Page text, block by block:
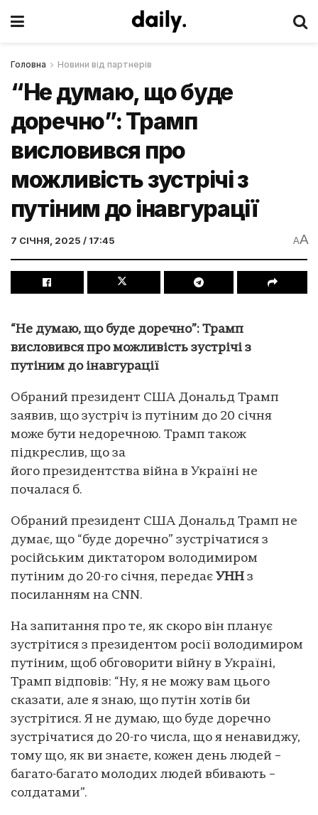
Головна Новини від партнерів
“Не думаю, що буде
доречно”: Трамп
висловився про
можливість зустрічі з
путіним до інавгурації
7 СІЧНЯ, 2025 / 17:45 AA
“Не думаю, що буде доречно”: Трамп
висловився про можливість зустрічі з
путіним до інавгурації
Обраний президент США Дональд Трамп
заявив, що зустріч із путіним до 20 січня
може бути недоречною. Трамп також
підкреслив, що за
його президентства війна в Україні не
почалася б.
Обраний президент США Дональд Трамп не
думає, що “буде доречно” зустрічатися з
російським диктатором володимиром
путіним до 20-го січня, передає УНН з
посиланням на CNN.
На запитання про те, як скоро він планує
зустрітися з президентом росії володимиром
путіним, щоб обговорити війну в Україні,
Трамп відповів: “Ну, я не можу вам цього
сказати, але я знаю, що путін хотів би
зустрітися. Я не думаю, що буде доречно
зустрічатися до 20-го числа, що я ненавиджу,
тому що, як ви знаєте, кожен день людей –
багато-багато молодих людей вбивають –
солдатами”.